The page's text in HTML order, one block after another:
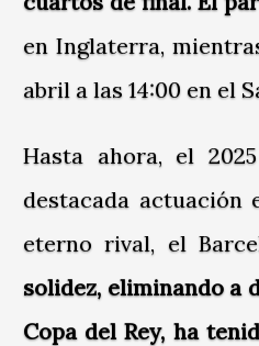
en Inglaterra,
abril a las 14:00 en el
Hasta ahora, el
destacada actuación
eterno rival, el
solidez, eliminando a
Copa del Rey, ha